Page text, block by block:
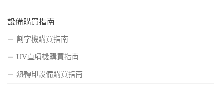
設備購買指南
割字機購買指南
UV直噴機購買指南
熱轉印設備購買指南